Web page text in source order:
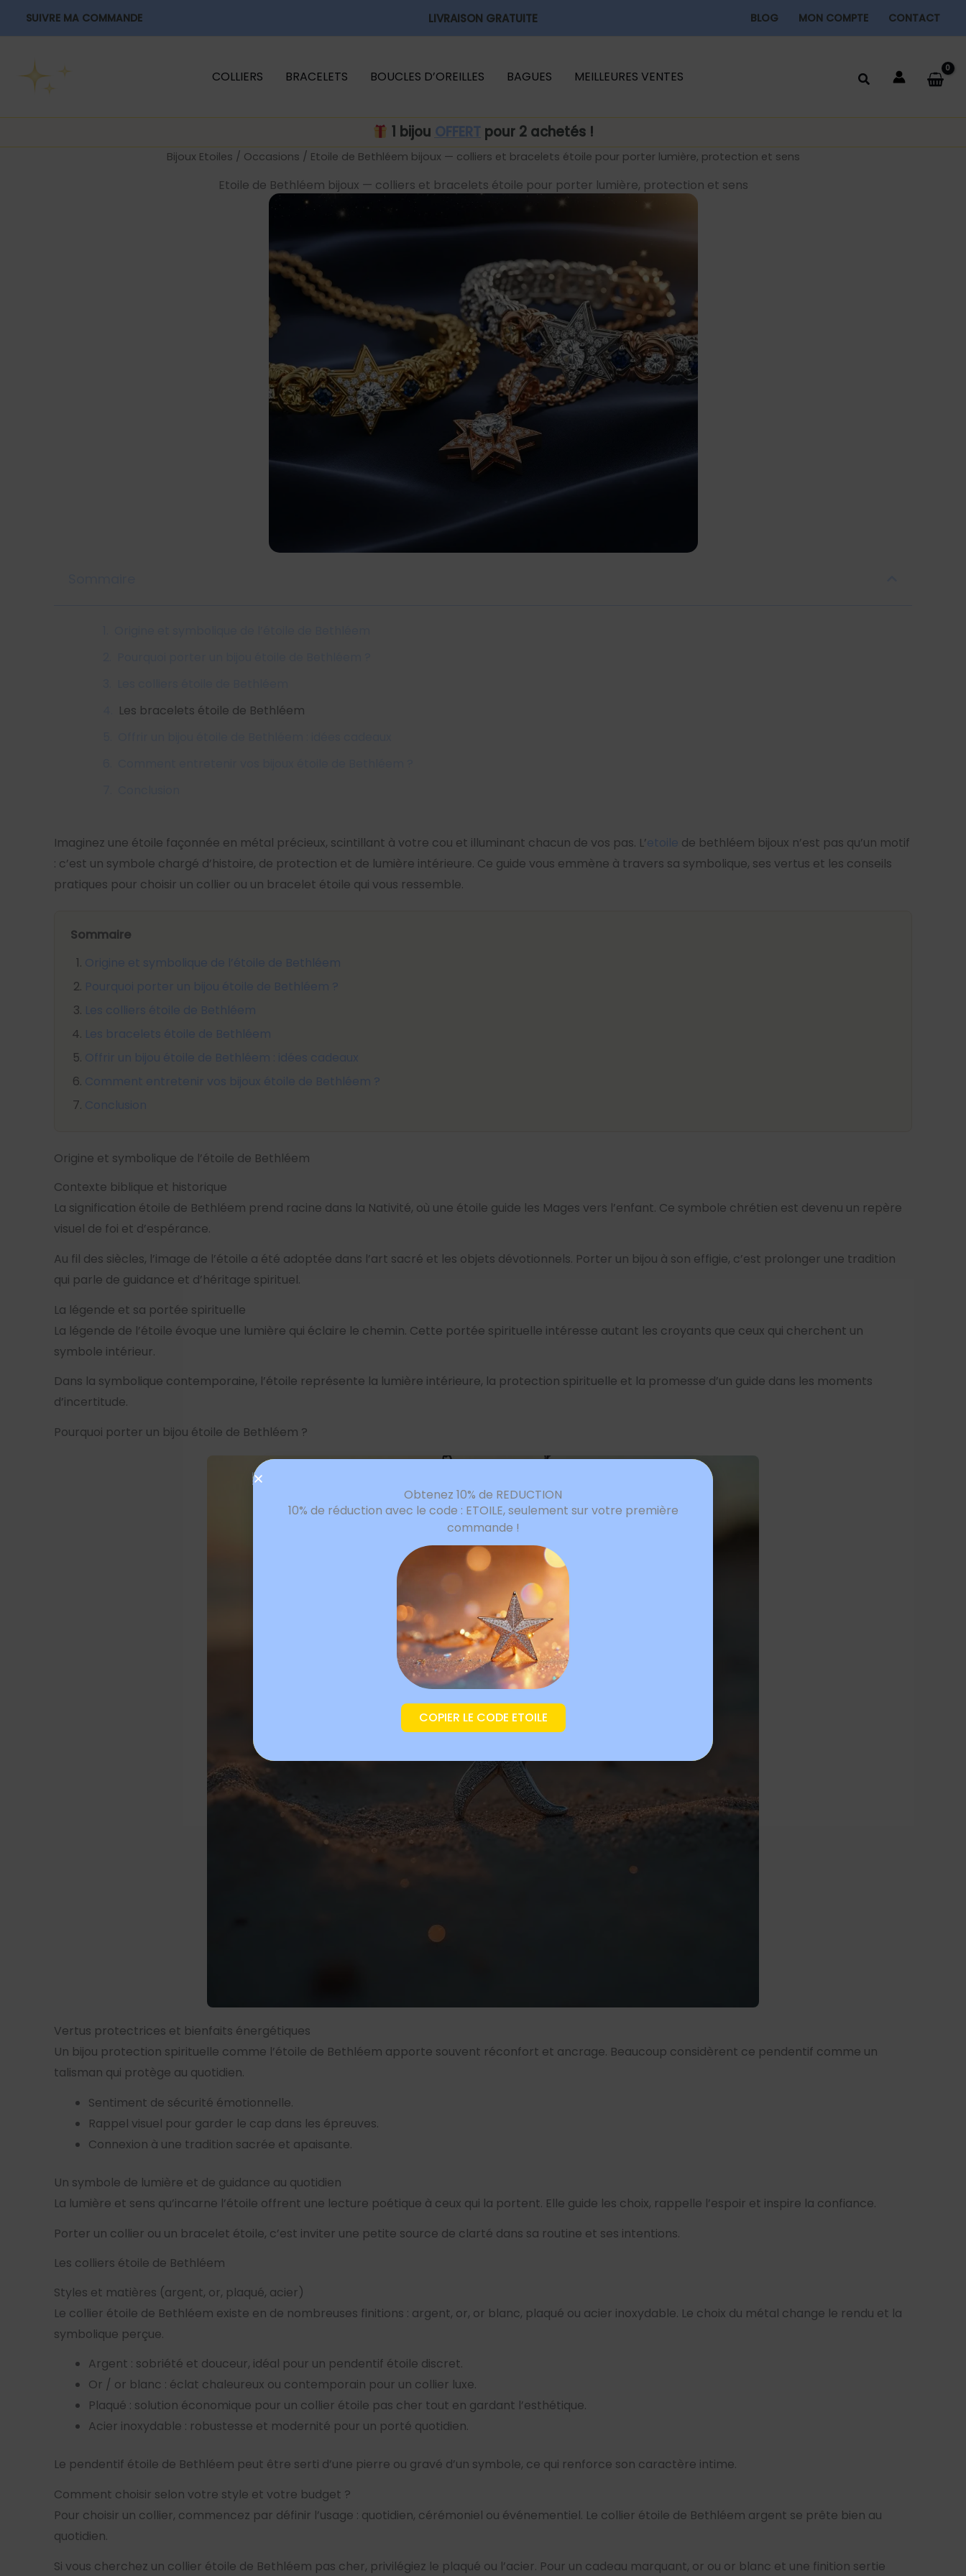
SUIVRE MA COMMANDE LIVRAISON GRATUITE BLOG MON COMPTE CONTACT
COLLIERS BRACELETS BOUCLES D’OREILLES BAGUES MEILLEURES VENTES
1 bijou OFFERT pour 2 achetés !
Bijoux Etoiles / Occasions / Etoile de Bethléem bijoux — colliers et bracelets étoile pour porter lumière, protection et sens
Etoile de Bethléem bijoux — colliers et bracelets étoile pour porter lumière, protection et sens
Les bracelets étoile de Bethléem
Imaginez une étoile façonnée en métal précieux, scintillant à votre cou et illuminant chacun de vos pas. L’etoile de bethléem bijoux n’est pas qu’un motif
: c’est un symbole chargé d’histoire, de protection et de lumière intérieure. Ce guide vous emmène à travers sa symbolique, ses vertus et les conseils
pratiques pour choisir un collier ou un bracelet étoile qui vous ressemble.
Sommaire
Origine et symbolique de l’étoile de Bethléem
Pourquoi porter un bijou étoile de Bethléem ?
Les colliers étoile de Bethléem
Les bracelets étoile de Bethléem
Offrir un bijou étoile de Bethléem : idées cadeaux
Comment entretenir vos bijoux étoile de Bethléem ?
Conclusion
Origine et symbolique de l’étoile de Bethléem
Contexte biblique et historique
La signification étoile de Bethléem prend racine dans la Nativité, où une étoile guide les Mages vers l’enfant. Ce symbole chrétien est devenu un repère
visuel de foi et d’espérance.
Au fil des siècles, l’image de l’étoile a été adoptée dans l’art sacré et les objets dévotionnels. Porter un bijou à son effigie, c’est prolonger une tradition
qui parle de guidance et d’héritage spirituel.
La légende et sa portée spirituelle
La légende de l’étoile évoque une lumière qui éclaire le chemin. Cette portée spirituelle intéresse autant les croyants que ceux qui cherchent un
symbole intérieur.
Dans la symbolique contemporaine, l’étoile représente la lumière intérieure, la protection spirituelle et la promesse d’un guide dans les moments
d’incertitude.
Pourquoi porter un bijou étoile de Bethléem ?
Vertus protectrices et bienfaits énergétiques
Un bijou protection spirituelle comme l’étoile de Bethléem apporte souvent réconfort et ancrage. Beaucoup considèrent ce pendentif comme un
talisman qui protège au quotidien.
Sentiment de sécurité émotionnelle.
Rappel visuel pour garder le cap dans les épreuves.
Connexion à une tradition sacrée et apaisante.
Un symbole de lumière et de guidance au quotidien
La lumière et sens qu’incarne l’étoile offrent une lecture poétique à ceux qui la portent. Elle guide les choix, rappelle l’espoir et inspire la confiance.
Porter un collier ou un bracelet étoile, c’est inviter une petite source de clarté dans sa routine et ses intentions.
Les colliers étoile de Bethléem
Styles et matières (argent, or, plaqué, acier)
Le collier étoile de Bethléem existe en de nombreuses finitions : argent, or, or blanc, plaqué ou acier inoxydable. Le choix du métal change le rendu et la
symbolique perçue.
Argent : sobriété et douceur, idéal pour un pendentif étoile discret.
Or / or blanc : éclat chaleureux ou contemporain pour un collier luxe.
Plaqué : solution économique pour un collier étoile pas cher tout en gardant l’esthétique.
Acier inoxydable : robustesse et modernité pour un porté quotidien.
Le pendentif étoile de Bethléem peut être serti d’une pierre ou gravé d’un symbole, ce qui renforce son caractère intime.
Comment choisir selon votre style et votre budget ?
Pour choisir un collier, commencez par définir l’usage : quotidien, cérémoniel ou événementiel. Le collier étoile de Bethléem argent se prête bien au
quotidien.
Si vous cherchez un collier étoile de Bethléem pas cher, privilégiez le plaqué ou l’acier. Pour un cadeau marquant, or ou or blanc et une finition sertie
Obtenez 10% de REDUCTION
10% de réduction avec le code : ETOILE, seulement sur votre première
commande !
COPIER LE CODE ETOILE